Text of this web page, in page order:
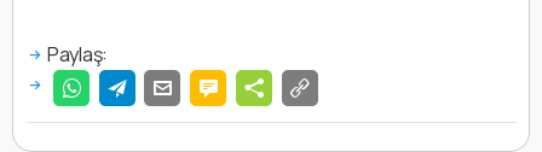
Paylaş: